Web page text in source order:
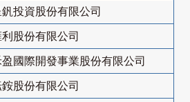
釩投資股份有限公司
股份有限公司
國際開發事業股份有限公司
股份有限公司